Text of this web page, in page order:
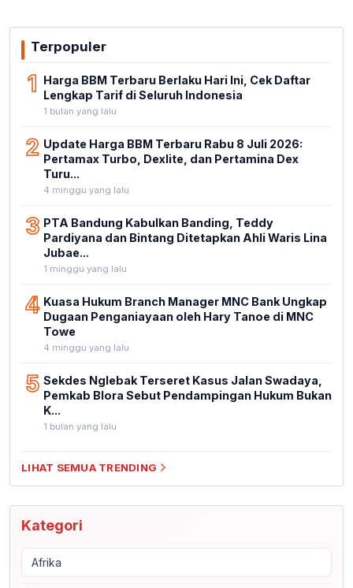
Terpopuler
1 Harga BBM Terbaru Berlaku Hari Ini, Cek Daftar
Lengkap Tarif di Seluruh Indonesia
1 bulan yang lalu
2 Update Harga BBM Terbaru Rabu 8 Juli 2026:
Pertamax Turbo, Dexlite, dan Pertamina Dex
Turu...
4 minggu yang lalu
3 PTA Bandung Kabulkan Banding, Teddy
Pardiyana dan Bintang Ditetapkan Ahli Waris Lina
Jubae...
1 minggu yang lalu
4 Kuasa Hukum Branch Manager MNC Bank Ungkap
Dugaan Penganiayaan oleh Hary Tanoe di MNC
Towe
4 minggu yang lalu
5 Sekdes Nglebak Terseret Kasus Jalan Swadaya,
Pemkab Blora Sebut Pendampingan Hukum Bukan
K...
1 bulan yang lalu
LIHAT SEMUA TRENDING
Kategori
Afrika